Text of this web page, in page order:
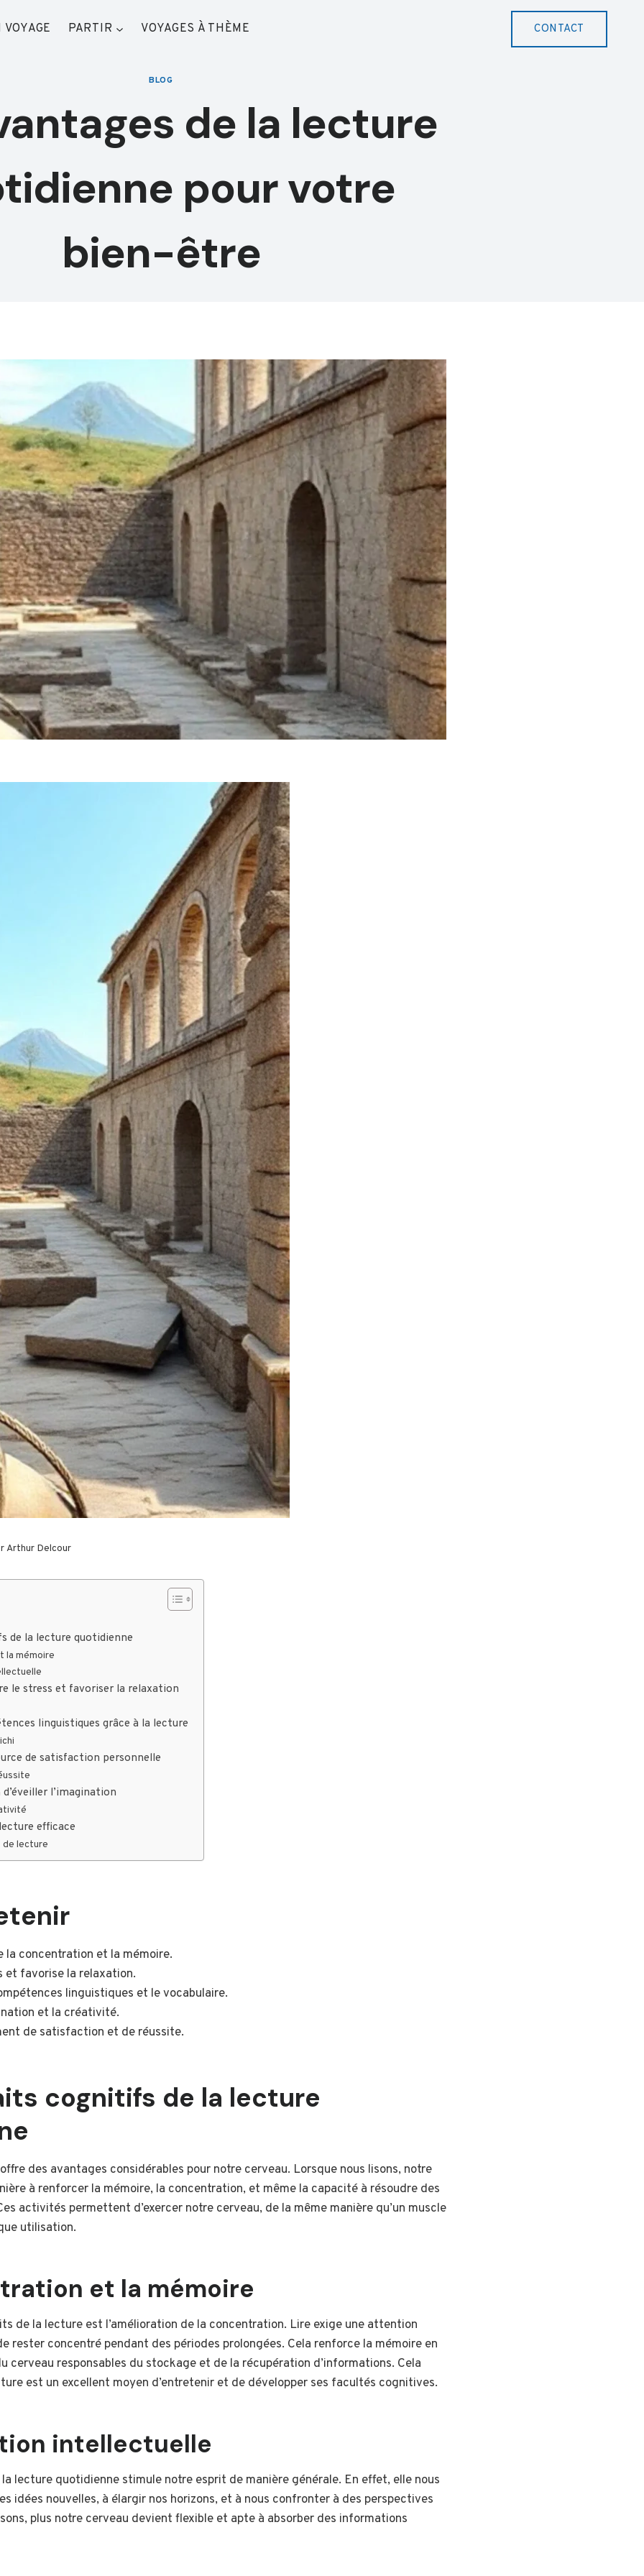
PARTIR VOYAGES À THÈME CONTACT
BLOG
de la lecture
pour votre
bien-être
Arthur Delcour
de la lecture quotidienne
la mémoire
le stress et favoriser la relaxation
linguistiques grâce à la lecture
de satisfaction personnelle
l’imagination
efficace
lecture
la concentration et la mémoire.
et favorise la relaxation.
linguistiques et le vocabulaire.
et la créativité.
de satisfaction et de réussite.
cognitifs de la lecture
des avantages considérables pour notre cerveau. Lorsque nous lisons, notre
à renforcer la mémoire, la concentration, et même la capacité à résoudre des
activités permettent d’exercer notre cerveau, de la même manière qu’un muscle
utilisation.
et la mémoire
de la lecture est l’amélioration de la concentration. Lire exige une attention
rester concentré pendant des périodes prolongées. Cela renforce la mémoire en
cerveau responsables du stockage et de la récupération d’informations. Cela
est un excellent moyen d’entretenir et de développer ses facultés cognitives.
intellectuelle
lecture quotidienne stimule notre esprit de manière générale. En effet, elle nous
idées nouvelles, à élargir nos horizons, et à nous confronter à des perspectives
plus notre cerveau devient flexible et apte à absorber des informations